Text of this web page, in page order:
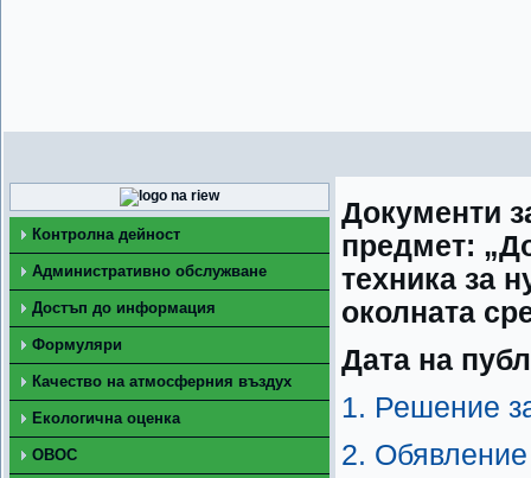
Контролна дейност
Административно обслужване
Достъп до информация
Формуляри
Качество на атмосферния въздух
Екологична оценка
ОВОС
Документи
предмет:
техника за
околната
Дата на
1. Решение
2. Обявление